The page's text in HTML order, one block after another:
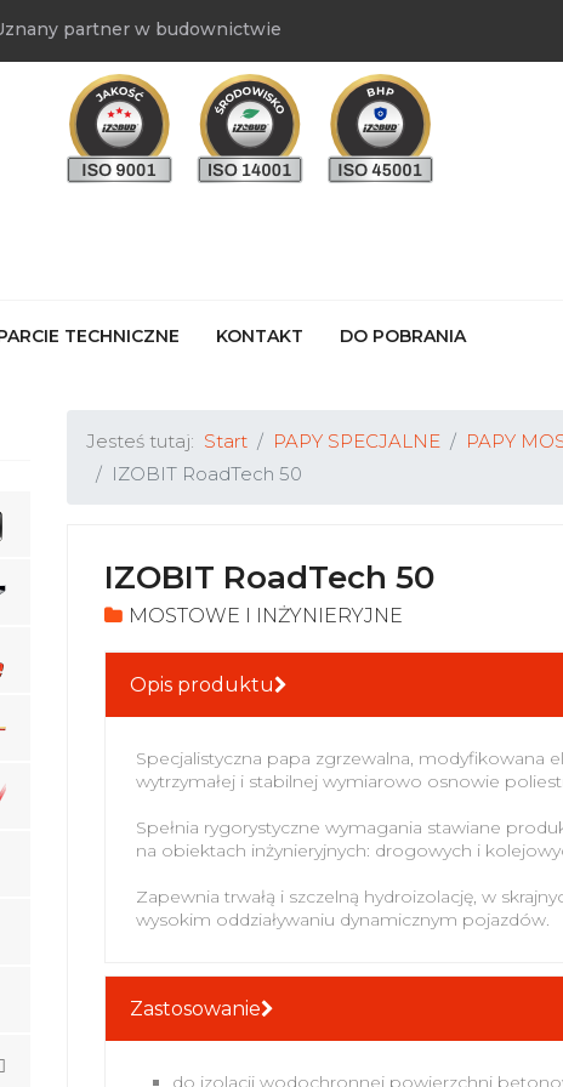
partner w budownictwie
TECHNICZNE KONTAKT DO POBRANIA
Jesteś tutaj: Start PAPY SPECJALNE
PAPY
IZOBIT RoadTech 50
IZOBIT RoadTech 50
MOSTOWE I INŻYNIERYJNE
Opis produktu
Specjalistyczna papa zgrzewalna, modyfikowana
wytrzymałej i stabilnej wymiarowo osnowie
Spełnia rygorystyczne wymagania stawiane
na obiektach inżynieryjnych: drogowych i
Zapewnia trwałą i szczelną hydroizolację, w
wysokim oddziaływaniu dynamicznym pojazdów.
Zastosowanie
do izolacji wodochronnej powierzchni